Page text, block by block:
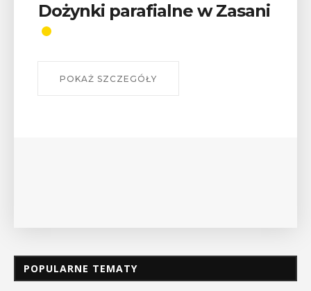
Dożynki parafialne w Zasani
POKAŻ SZCZEGÓŁY
POPULARNE TEMATY